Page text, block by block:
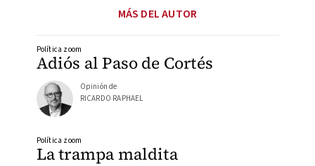
MÁS DEL AUTOR
Adiós al Paso de Cortés
Política zoom
Opinión de
RICARDO RAPHAEL
La trampa maldita
Política zoom